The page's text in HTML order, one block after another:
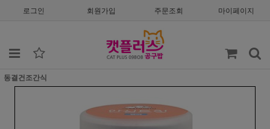
로그인 회원가입 주문조회 마이페이지
동결건조간식